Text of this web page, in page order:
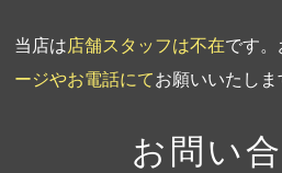
当店は店舗スタッフは不在です。
ージやお電話にてお願いいたしま
お問い